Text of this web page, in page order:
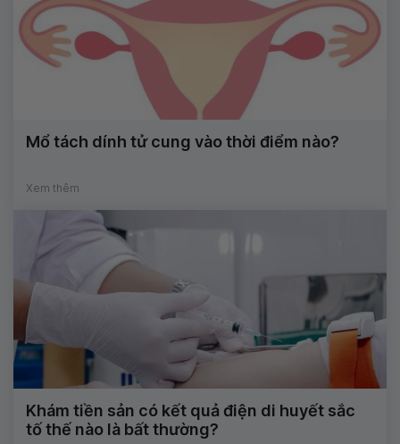
Mổ tách dính tử cung vào thời điểm nào?
Xem thêm
Khám tiền sản có kết quả điện di huyết sắc
tố thế nào là bất thường?